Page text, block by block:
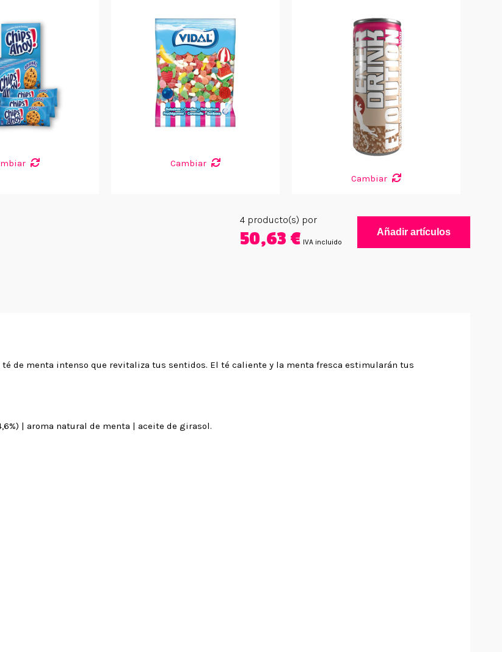
Cambiar
Cambiar
4 producto(s) por
50,63 € IVA incluido
Añadir artículos
de menta intenso que revitaliza tus sentidos. El té caliente y la menta fresca estimularán tus
| aroma natural de menta | aceite de girasol.